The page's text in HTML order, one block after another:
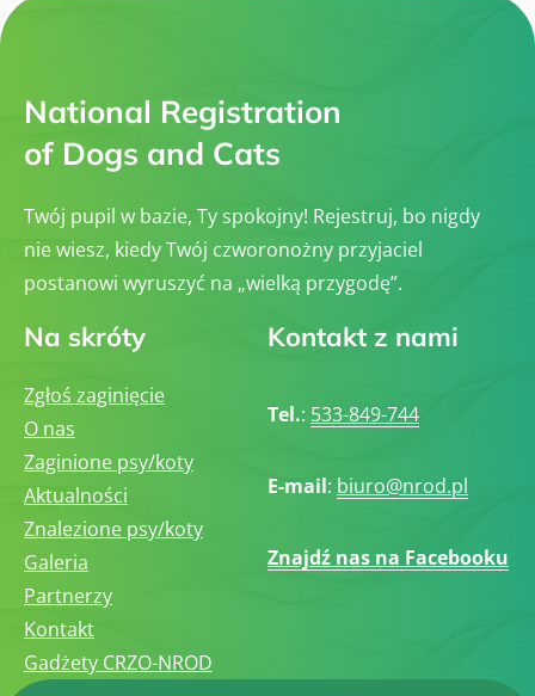
National Registration
of Dogs and Cats
Twój pupil w bazie, Ty spokojny! Rejestruj, bo nigdy
nie wiesz, kiedy Twój czworonożny przyjaciel
postanowi wyruszyć na „wielką przygodę”.
Na skróty
Zgłoś zaginięcie
O nas
Zaginione psy/koty
Aktualności
Znalezione psy/koty
Galeria
Partnerzy
Kontakt
Gadżety CRZO-NROD
Kontakt z nami
Tel.: 533-849-744
E-mail: biuro@nrod.pl
Znajdź nas na Facebooku